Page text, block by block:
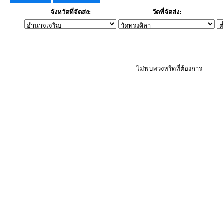
จังหวัดที่จัดส่ง: วัดที่จัดส่ง:
ไม่พบพวงหรีดที่ต้องการ